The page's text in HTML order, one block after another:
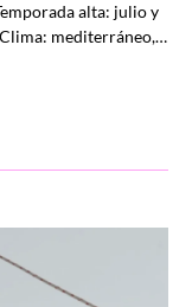
alta: julio y
mediterráneo,…